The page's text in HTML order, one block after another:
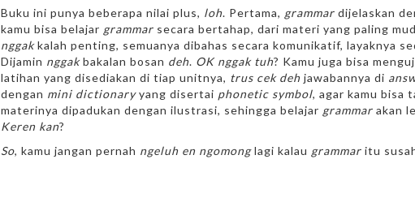
Buku ini punya beberapa nilai plus, loh. Pertama, grammar dijelaskan
kamu bisa belajar grammar secara bertahap, dari materi yang paling
nggakkalah penting, semuanya dibahas secara komunikatif, layaknya
Dijamin nggakbakalan bosan deh. OK nggak tuh? Kamu juga bisa
latihan yang disediakan di tiap unitnya, trus cek deh jawabannya di
dengan mini dictionaryyang disertai phonetic symbol, agar kamu bisa
materinya dipadukan dengan ilustrasi, sehingga belajar grammar akan
Keren kan?
So, kamu jangan pernah ngeluh en ngomonglagi kalau grammar itu